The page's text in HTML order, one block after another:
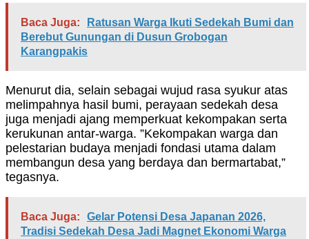
Baca Juga:
Ratusan Warga Ikuti Sedekah Bumi dan
Berebut Gunungan di Dusun Grobogan
Karangpakis
Menurut dia, selain sebagai wujud rasa syukur atas
melimpahnya hasil bumi, perayaan sedekah desa
juga menjadi ajang memperkuat kekompakan serta
kerukunan antar-warga. ”Kekompakan warga dan
pelestarian budaya menjadi fondasi utama dalam
membangun desa yang berdaya dan bermartabat,”
tegasnya.
Baca Juga:
Gelar Potensi Desa Japanan 2026,
Tradisi Sedekah Desa Jadi Magnet Ekonomi Warga